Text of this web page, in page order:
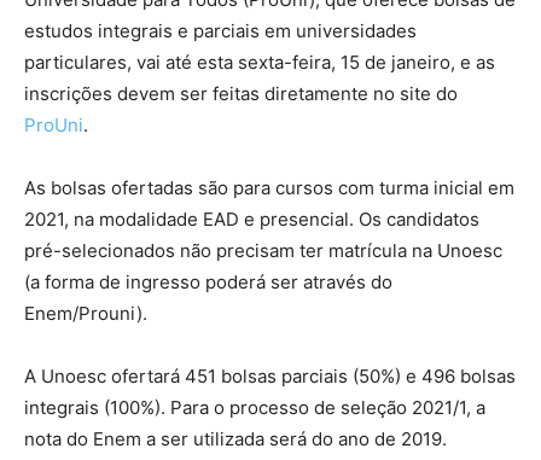
estudos integrais e parciais em universidades
particulares, vai até esta sexta-feira, 15 de janeiro, e as
inscrições devem ser feitas diretamente no site do
ProUni.
As bolsas ofertadas são para cursos com turma inicial em
2021, na modalidade EAD e presencial. Os candidatos
pré-selecionados não precisam ter matrícula na Unoesc
(a forma de ingresso poderá ser através do
Enem/Prouni).
A Unoesc ofertará 451 bolsas parciais (50%) e 496 bolsas
integrais (100%). Para o processo de seleção 2021/1, a
nota do Enem a ser utilizada será do ano de 2019.